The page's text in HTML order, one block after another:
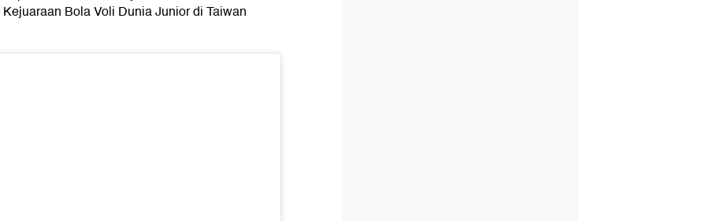
Bola Voli Dunia Junior di Taiwan